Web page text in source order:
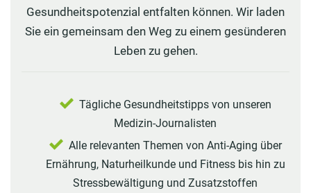
Gesundheitspotenzial entfalten können. Wir laden
Sie ein gemeinsam den Weg zu einem gesünderen
Leben zu gehen.
Tägliche Gesundheitstipps von unseren
Medizin-Journalisten
Alle relevanten Themen von Anti-Aging über
Ernährung, Naturheilkunde und Fitness bis hin zu
Stressbewältigung und Zusatzstoffen